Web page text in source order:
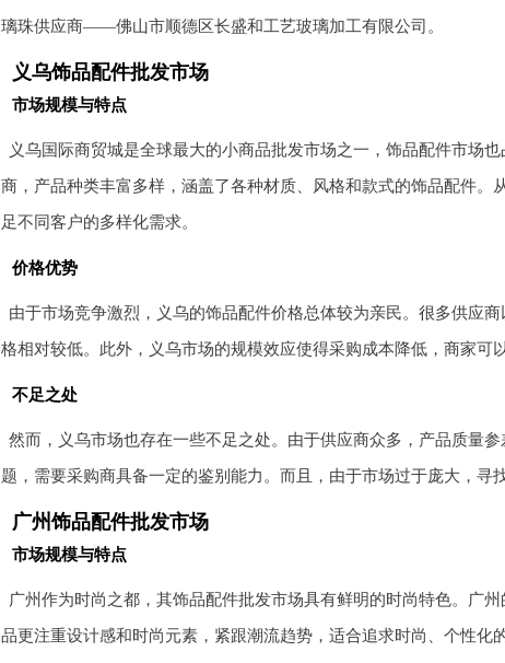
璃珠供应商——佛山市顺德区长盛和工艺玻璃加工有限公司。
义乌饰品配件批发市场
市场规模与特点
义乌国际商贸城是全球最大的小商品批发市场之一，饰品配件市场
商，产品种类丰富多样，涵盖了各种材质、风格和款式的饰品配件
足不同客户的多样化需求。
价格优势
由于市场竞争激烈，义乌的饰品配件价格总体较为亲民。很多供应
格相对较低。此外，义乌市场的规模效应使得采购成本降低，商家可
不足之处
然而，义乌市场也存在一些不足之处。由于供应商众多，产品质量
题，需要采购商具备一定的鉴别能力。而且，由于市场过于庞大，寻
广州饰品配件批发市场
市场规模与特点
广州作为时尚之都，其饰品配件批发市场具有鲜明的时尚特色。广
品更注重设计感和时尚元素，紧跟潮流趋势，适合追求时尚、个性化的